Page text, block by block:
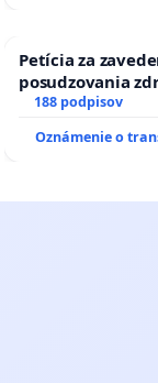
Petícia za
posudzovania
osôb s diabetom
prijímaní do
188 podpisov
Oznámenie o